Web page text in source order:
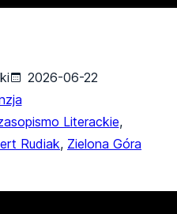
2026-06-22
Literackie,
Rudiak, Zielona Góra